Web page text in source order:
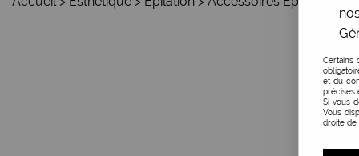
Certains
et du
précises
Si vous
Vous
droite de